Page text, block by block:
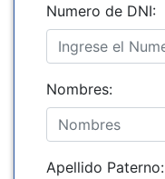
Numero de DNI:
Nombres:
Apellido Paterno: